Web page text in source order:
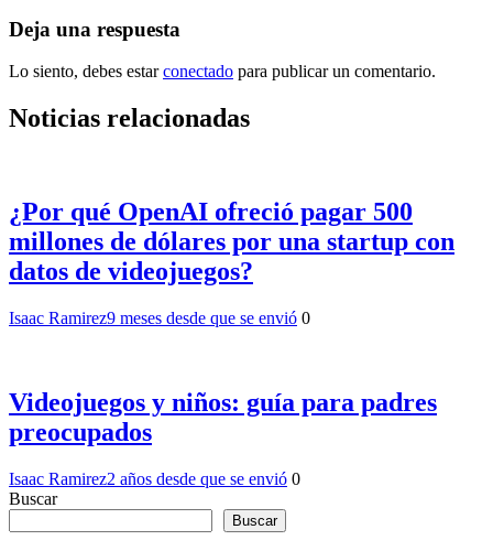
Deja una respuesta
Lo siento, debes estarconectado para publicar un comentario.
Noticias relacionadas
¿Por qué OpenAI ofreció pagar 500
millones de dólares por una startup con
datos de videojuegos?
Isaac Ramirez9 meses desde que se envió 0
Videojuegos y niños: guía para padres
preocupados
Isaac Ramirez2 años desde que se envió 0
Buscar
Buscar